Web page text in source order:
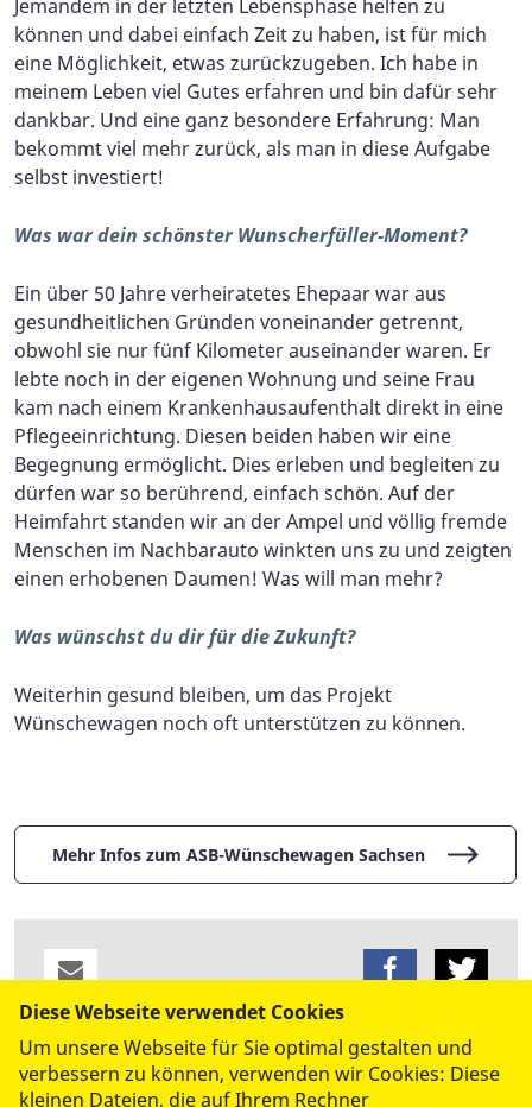
Jemandem in der letzten Lebensphase helfen zu
können und dabei einfach Zeit zu haben, ist für mich
eine Möglichkeit, etwas zurückzugeben. Ich habe in
meinem Leben viel Gutes erfahren und bin dafür sehr
dankbar. Und eine ganz besondere Erfahrung: Man
bekommt viel mehr zurück, als man in diese Aufgabe
selbst investiert!
Was war dein schönster Wunscherfüller-Moment?
Ein über 50 Jahre verheiratetes Ehepaar war aus
gesundheitlichen Gründen voneinander getrennt,
obwohl sie nur fünf Kilometer auseinander waren. Er
lebte noch in der eigenen Wohnung und seine Frau
kam nach einem Krankenhausaufenthalt direkt in eine
Pflegeeinrichtung. Diesen beiden haben wir eine
Begegnung ermöglicht. Dies erleben und begleiten zu
dürfen war so berührend, einfach schön. Auf der
Heimfahrt standen wir an der Ampel und völlig fremde
Menschen im Nachbarauto winkten uns zu und zeigten
einen erhobenen Daumen! Was will man mehr?
Was wünschst du dir für die Zukunft?
Weiterhin gesund bleiben, um das Projekt
Wünschewagen noch oft unterstützen zu können.
Mehr Infos zum ASB-Wünschewagen Sachsen
datenschutzkonform mitShariff
Diese Webseite verwendet Cookies
Um unsere Webseite für Sie optimal gestalten und
verbessern zu können, verwenden wir Cookies: Diese
kleinen Dateien, die auf Ihrem Rechner